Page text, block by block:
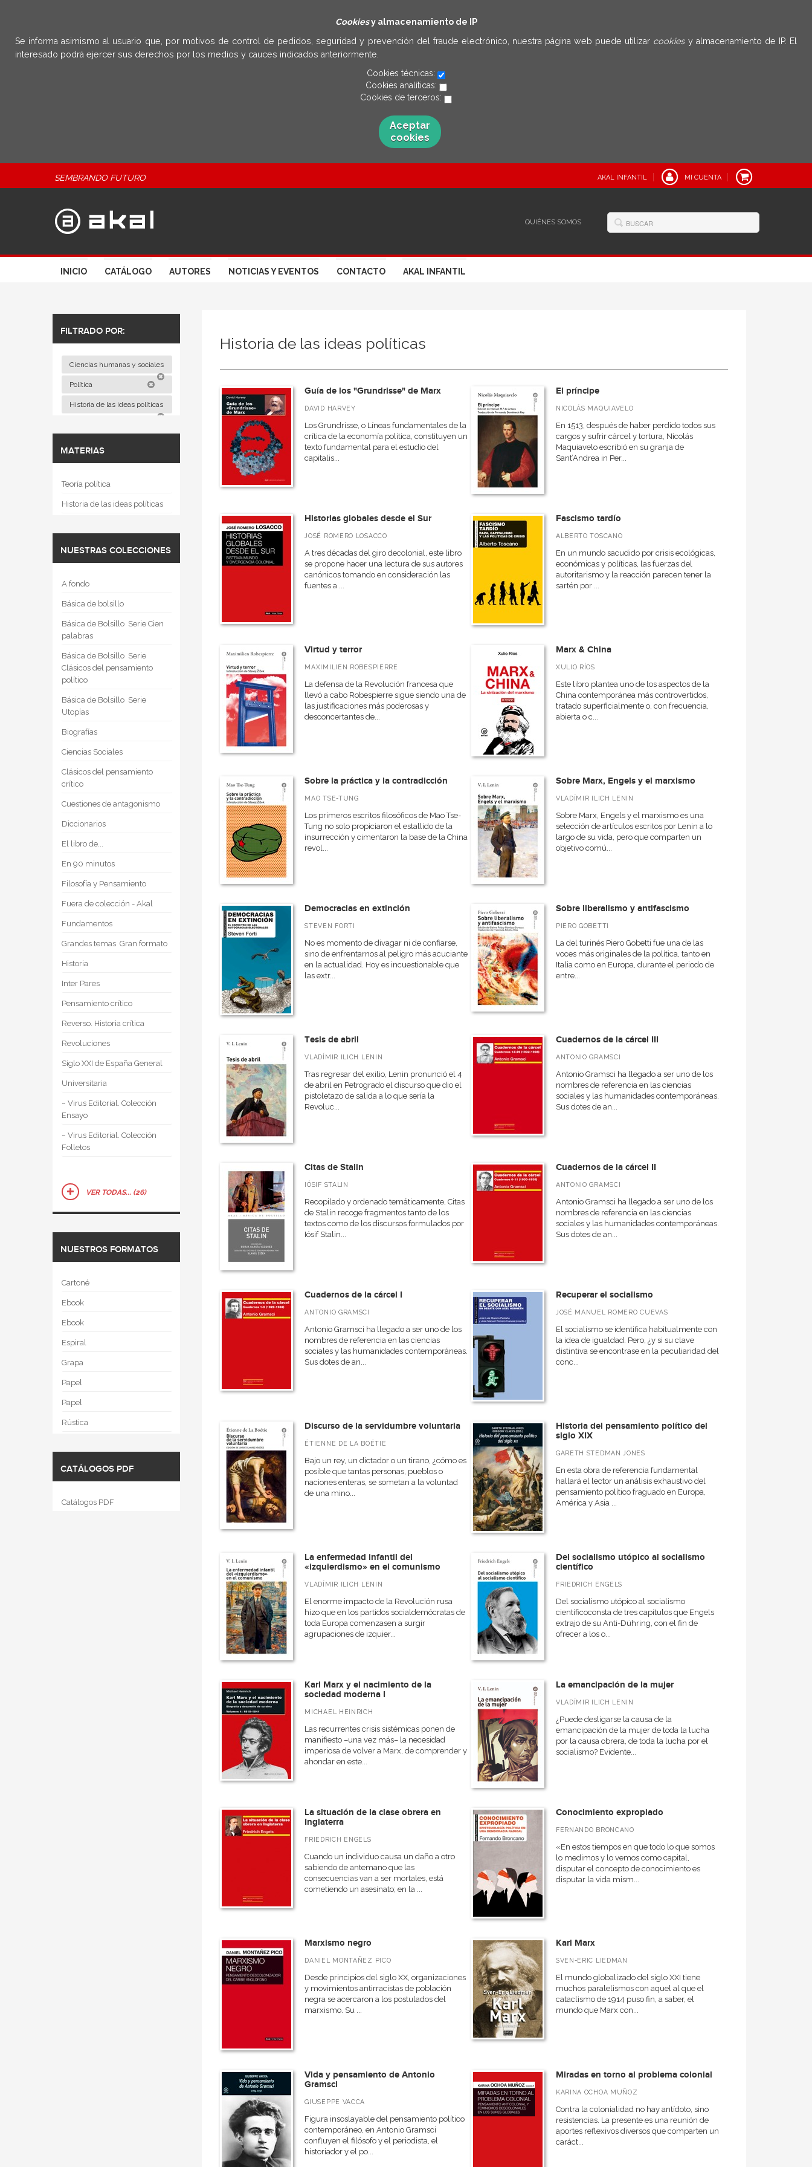
Cookiesy almacenamiento de IP
Se informa asimismo al usuario que, por motivos de control de pedidos, seguridad y prevención del fraude electrónico, nuestra página web puede utilizar cookies y almacenamiento de IP. El
interesado podrá ejercer sus derechos por los medios y cauces indicados anteriormente.
Cookies técnicas:
Cookies analíticas:
Cookies de terceros:
Aceptar
cookies
SEMBRANDO FUTURO AKAL INFANTIL MI CUENTA
QUIÉNES SOMOS
INICIO CATÁLOGO AUTORES NOTICIAS Y EVENTOS CONTACTO AKAL INFANTIL
FILTRADO POR:
Ciencias humanas y sociales
Política
Historia de las ideas políticas
MATERIAS
Teoría política
Historia de las ideas políticas
NUESTRAS COLECCIONES
A fondo
Básica de bolsillo
Básica de Bolsillo  Serie Cien
palabras
Básica de Bolsillo  Serie
Clásicos del pensamiento
político
Básica de Bolsillo  Serie
Utopías
Biografías
Ciencias Sociales
Clásicos del pensamiento
crítico
Cuestiones de antagonismo
Diccionarios
El libro de...
En 90 minutos
Filosofía y Pensamiento
Fuera de colección - Akal
Fundamentos
Grandes temas  Gran formato
Historia
Inter Pares
Pensamiento crítico
Reverso. Historia crítica
Revoluciones
Siglo XXI de España General
Universitaria
~ Virus Editorial. Colección
Ensayo
~ Virus Editorial. Colección
Folletos
VER TODAS... (26)
NUESTROS FORMATOS
Cartoné
Ebook
Ebook
Espiral
Grapa
Papel
Papel
Rústica
CATÁLOGOS PDF
Catálogos PDF
Historia de las ideas políticas
Guía de los "Grundrisse" de Marx
DAVID HARVEY
Los Grundrisse, o Líneas fundamentales de la
crítica de la economía política, constituyen un
texto fundamental para el estudio del
capitalis...
El príncipe
NICOLÁS MAQUIAVELO
En 1513, después de haber perdido todos sus
cargos y sufrir cárcel y tortura, Nicolás
Maquiavelo escribió en su granja de
Sant’Andrea in Per...
Historias globales desde el Sur
JOSÉ ROMERO LOSACCO
A tres décadas del giro decolonial, este libro
se propone hacer una lectura de sus autores
canónicos tomando en consideración las
fuentes a ...
Fascismo tardío
ALBERTO TOSCANO
En un mundo sacudido por crisis ecológicas,
económicas y políticas, las fuerzas del
autoritarismo y la reacción parecen tener la
sartén por ...
Virtud y terror
MAXIMILIEN ROBESPIERRE
La defensa de la Revolución francesa que
llevó a cabo Robespierre sigue siendo una de
las justificaciones más poderosas y
desconcertantes de...
Marx & China
XULIO RÍOS
Este libro plantea uno de los aspectos de la
China contemporánea más controvertidos,
tratado superficialmente o, con frecuencia,
abierta o c...
Sobre la práctica y la contradicción
MAO TSE-TUNG
Los primeros escritos filosóficos de Mao Tse-
Tung no solo propiciaron el estallido de la
insurrección y cimentaron la base de la China
revol...
Sobre Marx, Engels y el marxismo
VLADÍMIR ILICH LENIN
Sobre Marx, Engels y el marxismo es una
selección de artículos escritos por Lenin a lo
largo de su vida, pero que comparten un
objetivo comú...
Democracias en extinción
STEVEN FORTI
No es momento de divagar ni de confiarse,
sino de enfrentarnos al peligro más acuciante
en la actualidad. Hoy es incuestionable que
las extr...
Sobre liberalismo y antifascismo
PIERO GOBETTI
La del turinés Piero Gobetti fue una de las
voces más originales de la política, tanto en
Italia como en Europa, durante el periodo de
entre...
Tesis de abril
VLADÍMIR ILICH LENIN
Tras regresar del exilio, Lenin pronunció el 4
de abril en Petrogrado el discurso que dio el
pistoletazo de salida a lo que sería la
Revoluc...
Cuadernos de la cárcel III
ANTONIO GRAMSCI
Antonio Gramsci ha llegado a ser uno de los
nombres de referencia en las ciencias
sociales y las humanidades contemporáneas.
Sus dotes de an...
Citas de Stalin
IÓSIF STALIN
Recopilado y ordenado temáticamente, Citas
de Stalin recoge fragmentos tanto de los
textos como de los discursos formulados por
Iósif Stalin...
Cuadernos de la cárcel II
ANTONIO GRAMSCI
Antonio Gramsci ha llegado a ser uno de los
nombres de referencia en las ciencias
sociales y las humanidades contemporáneas.
Sus dotes de an...
Cuadernos de la cárcel I
ANTONIO GRAMSCI
Antonio Gramsci ha llegado a ser uno de los
nombres de referencia en las ciencias
sociales y las humanidades contemporáneas.
Sus dotes de an...
Recuperar el socialismo
​JOSÉ MANUEL ROMERO CUEVAS
El socialismo se identifica habitualmente con
la idea de igualdad. Pero, ¿y si su clave
distintiva se encontrase en la peculiaridad del
conc...
Discurso de la servidumbre voluntaria
ÉTIENNE DE LA BOÉTIE
Bajo un rey, un dictador o un tirano, ¿cómo es
posible que tantas personas, pueblos o
naciones enteras, se sometan a la voluntad
de una mino...
Historia del pensamiento político del
siglo XIX
GARETH STEDMAN JONES
En esta obra de referencia fundamental
hallará el lector un análisis exhaustivo del
pensamiento político fraguado en Europa,
América y Asia ...
La enfermedad infantil del
«izquierdismo» en el comunismo
VLADÍMIR ILICH LENIN
El enorme impacto de la Revolución rusa
hizo que en los partidos socialdemócratas de
toda Europa comenzasen a surgir
agrupaciones de izquier...
Del socialismo utópico al socialismo
científico
FRIEDRICH ENGELS
Del socialismo utópico al socialismo
científicoconsta de tres capítulos que Engels
extrajo de su Anti-Dühring, con el fin de
ofrecer a los o...
Karl Marx y el nacimiento de la
sociedad moderna I
MICHAEL HEINRICH
Las recurrentes crisis sistémicas ponen de
manifiesto –una vez más– la necesidad
imperiosa de volver a Marx, de comprender y
ahondar en este...
La emancipación de la mujer
VLADÍMIR ILICH LENIN
¿Puede desligarse la causa de la
emancipación de la mujer de toda la lucha
por la causa obrera, de toda la lucha por el
socialismo? Evidente...
La situación de la clase obrera en
Inglaterra
FRIEDRICH ENGELS
Cuando un individuo causa un daño a otro
sabiendo de antemano que las
consecuencias van a ser mortales, está
cometiendo un asesinato; en la ...
Conocimiento expropiado
FERNANDO BRONCANO
«En estos tiempos en que todo lo que somos
lo medimos y lo vemos como capital,
disputar el concepto de conocimiento es
disputar la vida mism...
Marxismo negro
DANIEL MONTAÑEZ PICO
Desde principios del siglo XX, organizaciones
y movimientos antirracistas de población
negra se acercaron a los postulados del
marxismo. Su ...
Karl Marx
SVEN-ERIC LIEDMAN
El mundo globalizado del siglo XXI tiene
muchos paralelismos con aquel al que el
cataclismo de 1914 puso fin, a saber, el
mundo que Marx con...
Vida y pensamiento de Antonio
Gramsci
GIUSEPPE VACCA
Figura insoslayable del pensamiento político
contemporáneo, en Antonio Gramsci
confluyen el filósofo y el periodista, el
historiador y el po...
Miradas en torno al problema colonial
KARINA OCHOA MUÑOZ
Contra la colonialidad no hay antídoto, sino
resistencias. La presente es una reunión de
aportes reflexivos diversos que comparten un
caráct...